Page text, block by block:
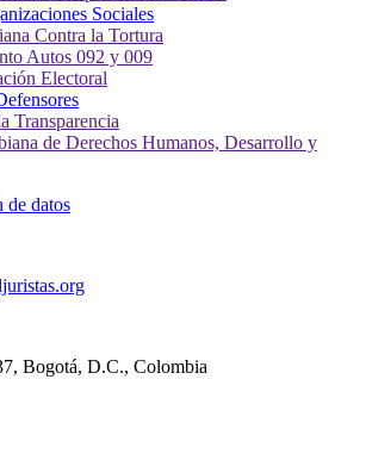
de datos
Bogotá, D.C., Colombia